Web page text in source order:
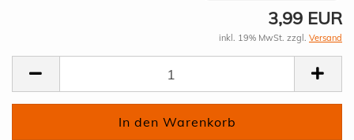
3,99 EUR
inkl. 19% MwSt. zzgl. Versand